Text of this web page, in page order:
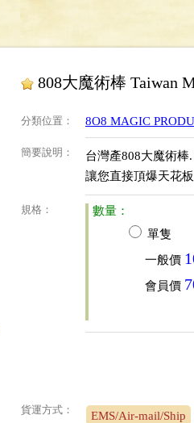
808大魔術棒 Taiwan
分類位置 ： 8O8 MAGIC
簡要說明 ：
台灣產808大魔術棒.
讓您直接頂爆天花
規格 ：
數量：
單隻
一般價
會員價
貨運方式：
EMS/Air-mail/Ship